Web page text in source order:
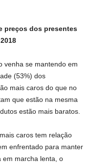
preços dos presentes
venha se mantendo em
(53%) dos
mais caros do que no
que estão na mesma
estão mais baratos.
caros tem relação
enfrentado para manter
em marcha lenta, o